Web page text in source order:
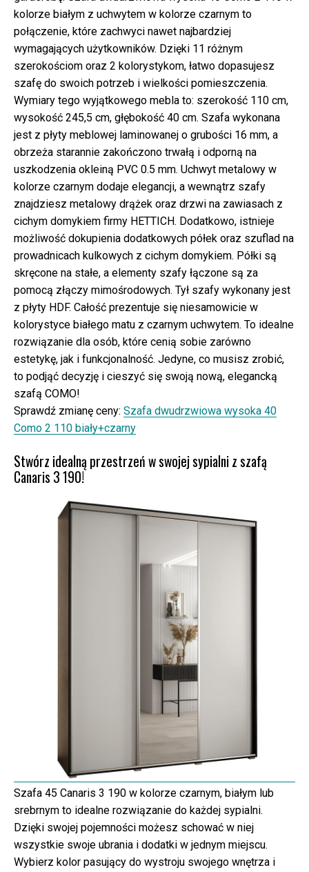
kolorze białym z uchwytem w kolorze czarnym to
połączenie, które zachwyci nawet najbardziej
wymagających użytkowników. Dzięki 11 różnym
szerokościom oraz 2 kolorystykom, łatwo dopasujesz
szafę do swoich potrzeb i wielkości pomieszczenia.
Wymiary tego wyjątkowego mebla to: szerokość 110 cm,
wysokość 245,5 cm, głębokość 40 cm. Szafa wykonana
jest z płyty meblowej laminowanej o grubości 16 mm, a
obrzeża starannie zakończono trwałą i odporną na
uszkodzenia okleiną PVC 0.5 mm. Uchwyt metalowy w
kolorze czarnym dodaje elegancji, a wewnątrz szafy
znajdziesz metalowy drążek oraz drzwi na zawiasach z
cichym domykiem firmy HETTICH. Dodatkowo, istnieje
możliwość dokupienia dodatkowych półek oraz szuflad na
prowadnicach kulkowych z cichym domykiem. Półki są
skręcone na stałe, a elementy szafy łączone są za
pomocą złączy mimośrodowych. Tył szafy wykonany jest
z płyty HDF. Całość prezentuje się niesamowicie w
kolorystyce białego matu z czarnym uchwytem. To idealne
rozwiązanie dla osób, które cenią sobie zarówno
estetykę, jak i funkcjonalność. Jedyne, co musisz zrobić,
to podjąć decyzję i cieszyć się swoją nową, elegancką
szafą COMO!
Sprawdź zmianę ceny: Szafa dwudrzwiowa wysoka 40
Como 2 110 biały+czarny
Stwórz idealną przestrzeń w swojej sypialni z szafą
Canaris 3 190!
Szafa 45 Canaris 3 190 w kolorze czarnym, białym lub
srebrnym to idealne rozwiązanie do każdej sypialni.
Dzięki swojej pojemności możesz schować w niej
wszystkie swoje ubrania i dodatki w jednym miejscu.
Wybierz kolor pasujący do wystroju swojego wnętrza i